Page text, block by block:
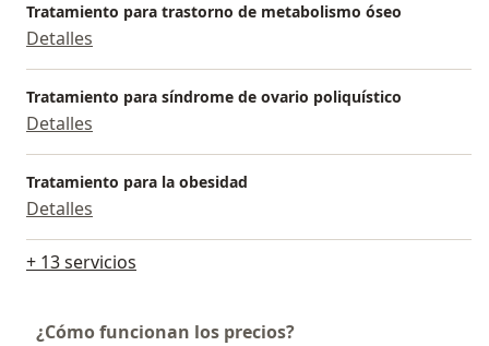
Tratamiento para trastorno de metabolismo óseo
Detalles
Tratamiento para síndrome de ovario poliquístico
Detalles
Tratamiento para la obesidad
Detalles
+ 13 servicios
¿Cómo funcionan los precios?